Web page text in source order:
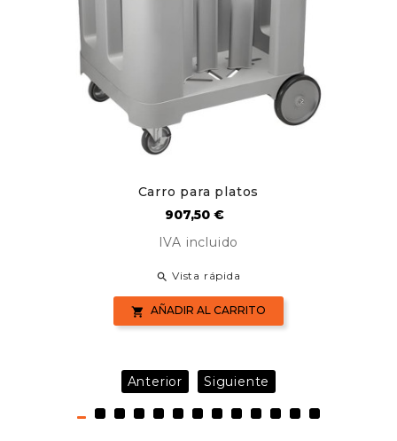
Carro para platos
Precio
907,50 €
IVA incluido
 Vista rápida
 AÑADIR AL CARRITO
Anterior Siguiente